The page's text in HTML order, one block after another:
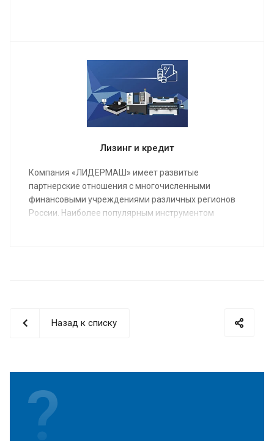
о выполненных работах и сдадим полностью
качественно настроенный станок в кратчайшие
Лизинг и кредит
Компания «ЛИДЕРМАШ» имеет развитые
партнерские отношения с многочисленными
финансовыми учреждениями различных регионов
России. Наиболее популярным инструментом
Назад к списку